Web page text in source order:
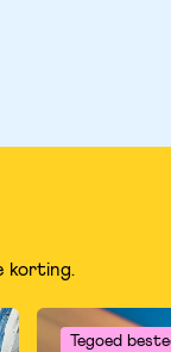
korting.
Tegoed